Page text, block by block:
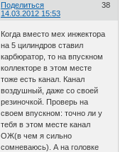
Поделиться
38
14.03.2012 15:53
Когда вместо мех инжектора
на 5 цилиндров ставил
карбюратор, то на впускном
коллекторе в этом месте
тоже есть канал. Канал
воздушный, даже со своей
резиночкой. Проверь на
своем впускном: точно ли у
тебя в этом месте канал
ОЖ(в чем я сильно
сомневаюсь). А на головке